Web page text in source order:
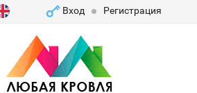
Вход Регистрация